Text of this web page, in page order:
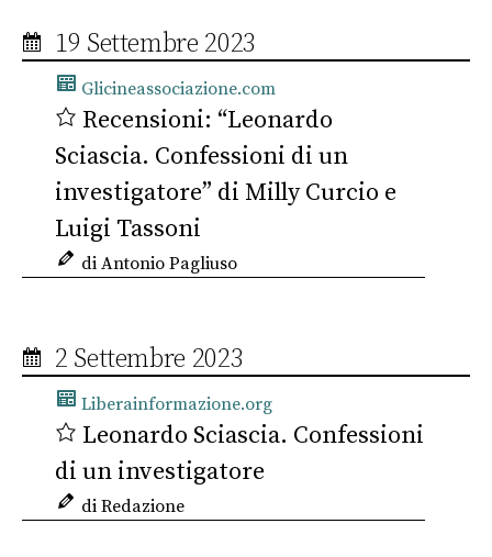
19 Settembre 2023
Glicineassociazione.com
Recensioni: “Leonardo
Sciascia. Confessioni di un
investigatore” di Milly Curcio e
Luigi Tassoni
di Antonio Pagliuso
2 Settembre 2023
Liberainformazione.org
Leonardo Sciascia. Confessioni
di un investigatore
di Redazione